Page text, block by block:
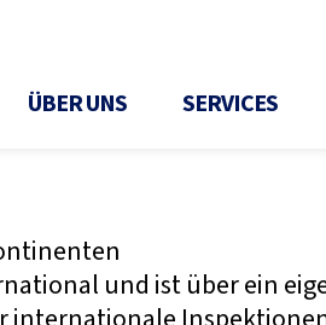
ÜBER UNS SERVICES
und ist über ein